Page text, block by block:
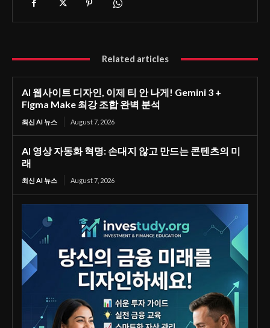
Related articles
AI 웹사이트 디자인, 이제 티 안 나게! Gemini 3 +
Figma Make 최강 조합 완벽 분석
최신 AI 뉴스 August 7, 2026
AI 영상 자동화 혁명: 손대지 않고 만드는 콘텐츠의 미
래
최신 AI 뉴스 August 7, 2026